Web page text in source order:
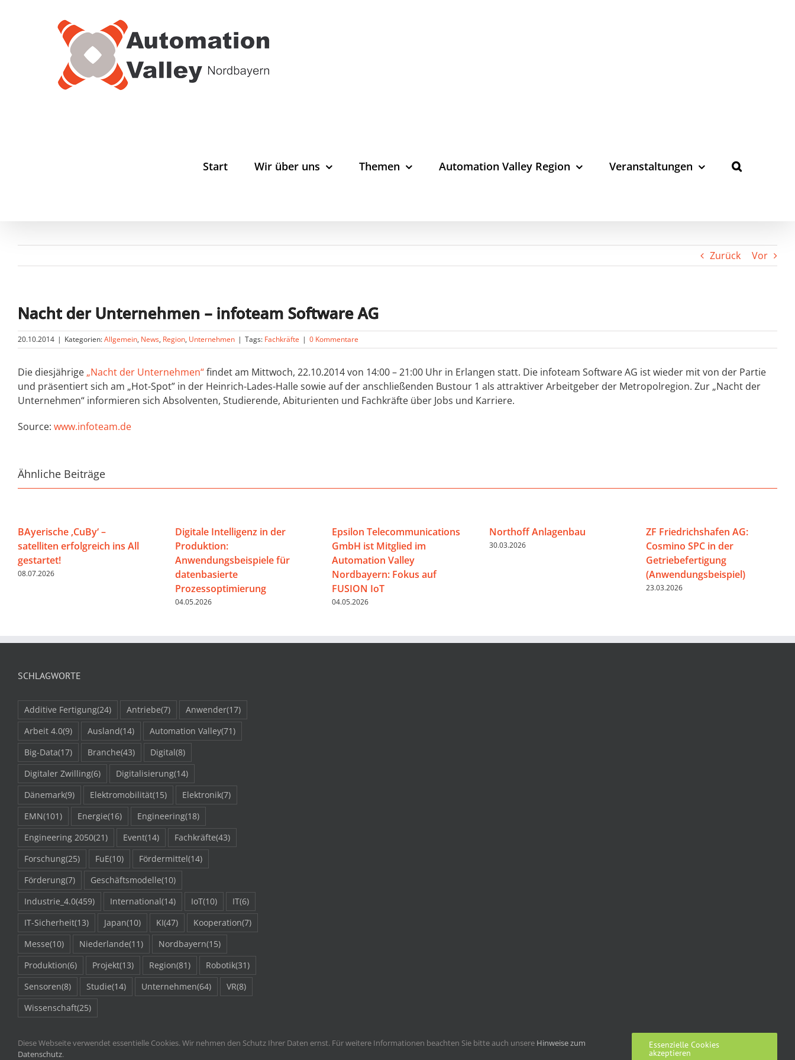
Start Wir über uns Themen Automation Valley Region Veranstaltungen
Zurück Vor
Nacht der Unternehmen – infoteam Software AG
20.10.2014 | Kategorien:Allgemein, News, Region, Unternehmen | Tags: Fachkräfte | 0 Kommentare
Die diesjährige „Nacht der Unternehmen“findet am Mittwoch, 22.10.2014 von 14:00 – 21:00 Uhr in Erlangen statt. Die infoteam Software AG ist wieder mit von der Partie
und präsentiert sich am „Hot-Spot” in der Heinrich-Lades-Halle sowie auf der anschließenden Bustour 1 als attraktiver Arbeitgeber der Metropolregion. Zur „Nacht der
Unternehmen“ informieren sich Absolventen, Studierende, Abiturienten und Fachkräfte über Jobs und Karriere.
Source: www.infoteam.de
Ähnliche Beiträge
BAyerische ‚CuBy‘ –
satelliten erfolgreich ins All
gestartet!
08.07.2026
Digitale Intelligenz in der
Produktion:
Anwendungsbeispiele für
datenbasierte
Prozessoptimierung
04.05.2026
Epsilon Telecommunications
GmbH ist Mitglied im
Automation Valley
Nordbayern: Fokus auf
FUSION IoT
04.05.2026
Northoff Anlagenbau
30.03.2026
ZF Friedrichshafen AG:
Cosmino SPC in der
Getriebefertigung
(Anwendungsbeispiel)
23.03.2026
SCHLAGWORTE
Additive Fertigung(24) Antriebe(7) Anwender(17)
Arbeit 4.0(9) Ausland(14) Automation Valley(71)
Big-Data(17) Branche(43) Digital(8)
Digitaler Zwilling(6) Digitalisierung(14)
Dänemark(9) Elektromobilität(15) Elektronik(7)
EMN(101) Energie(16) Engineering(18)
Engineering 2050(21) Event(14) Fachkräfte(43)
Forschung(25) FuE(10) Fördermittel(14)
Förderung(7) Geschäftsmodelle(10)
Industrie_4.0(459) International(14) IoT(10) IT(6)
IT-Sicherheit(13) Japan(10) KI(47) Kooperation(7)
Messe(10) Niederlande(11) Nordbayern(15)
Produktion(6) Projekt(13) Region(81) Robotik(31)
Sensoren(8) Studie(14) Unternehmen(64) VR(8)
Wissenschaft(25)
Diese Webseite verwendet essentielle Cookies. Wir nehmen den Schutz Ihrer Daten ernst. Für weitere Informationen beachten Sie bitte auch unsere Hinweise zum
Datenschutz.
Essenzielle Cookies
akzeptieren